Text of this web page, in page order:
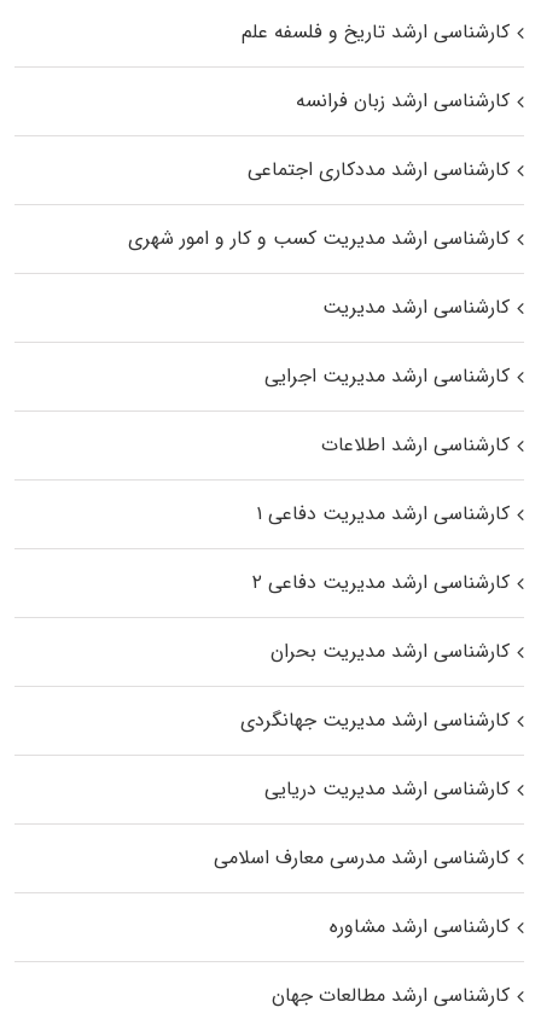
کارشناسی ارشد تاریخ و فلسفه علم
کارشناسی ارشد زبان فرانسه
کارشناسی ارشد مددکاری اجتماعی
کارشناسی ارشد مدیریت کسب و کار و امور شهری
کارشناسی ارشد مدیریت
کارشناسی ارشد مدیریت اجرایی
کارشناسی ارشد اطلاعات
کارشناسی ارشد مدیریت دفاعی ۱
کارشناسی ارشد مدیریت دفاعی ۲
کارشناسی ارشد مدیریت بحران
کارشناسی ارشد مدیریت جهانگردی
کارشناسی ارشد مدیریت دریایی
کارشناسی ارشد مدرسی معارف اسلامی
کارشناسی ارشد مشاوره
کارشناسی ارشد مطالعات جهان